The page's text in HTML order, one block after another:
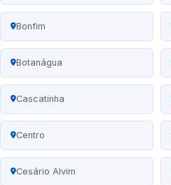
Bonfim
Botanágua
Cascatinha
Centro
Cesário Alvim